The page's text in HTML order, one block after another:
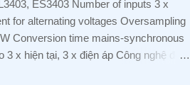
ES3403 Number of inputs 3 x
for alternating voltages Oversampling
Conversion time mains-synchronous
x hiện tại, 3 x điện áp Công nghệ đo